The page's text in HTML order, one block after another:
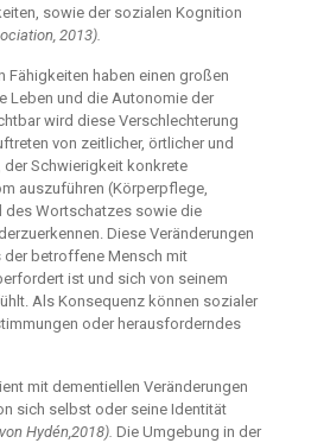
sowie der sozialen Kognition
2013).
Fähigkeiten haben einen großen
Leben und die Autonomie der
wird diese Verschlechterung
von zeitlicher, örtlicher und
der Schwierigkeit konkrete
auszuführen (Körperpflege,
des Wortschatzes sowie die
Diese Veränderungen
der betroffene Mensch mit
ist und sich von seinem
Als Konsequenz können sozialer
oder herausforderndes
mit dementiellen Veränderungen
sich selbst oder seine Identität
Hydén,2018). Die Umgebung in der